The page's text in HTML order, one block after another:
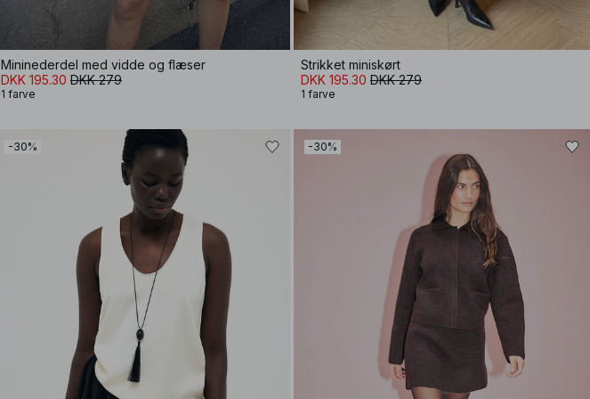
Mininederdel med vidde og flæser
DKK 195.30 DKK 279
1 farve
Strikket miniskørt
DKK 195.30 DKK 279
1 farve
-30% -30%